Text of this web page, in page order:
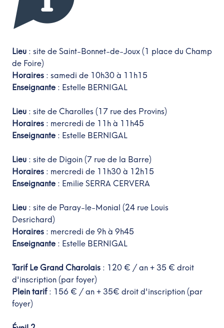
Lieu : site de Saint-Bonnet-de-Joux (1 place du Champ
de Foire)
Horaires : samedi de 10h30 à 11h15
Enseignante : Estelle BERNIGAL
Lieu : site de Charolles (17 rue des Provins)
Horaires : mercredi de 11h à 11h45
Enseignante : Estelle BERNIGAL
Lieu : site de Digoin (7 rue de la Barre)
Horaires : mercredi de 11h30 à 12h15
Enseignante : Emilie SERRA CERVERA
Lieu : site de Paray-le-Monial (24 rue Louis
Desrichard)
Horaires : mercredi de 9h à 9h45
Enseignante : Estelle BERNIGAL
Tarif Le Grand Charolais : 120 € / an + 35 € droit
d'inscription (par foyer)
Plein tarif : 156 € / an + 35€ droit d'inscription (par
foyer)